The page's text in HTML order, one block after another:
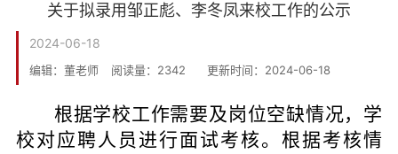
关于拟录用邹正彪、李冬凤来校工作的公示
2024-06-18
编辑：董老师 阅读量： 2342 更新时间：2024-06-18
根据学校工作需要及岗位空缺情况，学
校对应聘人员进行面试考核。根据考核情